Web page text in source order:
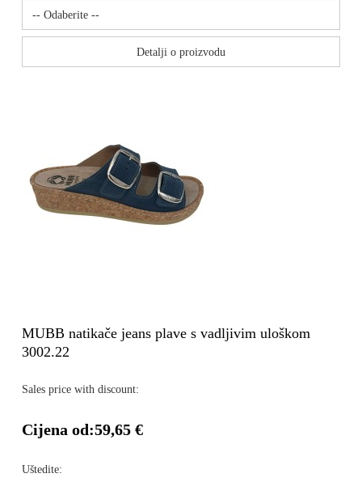
Detalji o proizvodu
MUBB natikače jeans plave s vadljivim uloškom
3002.22
Sales price with discount:
Cijena od:59,65 €
Uštedite: